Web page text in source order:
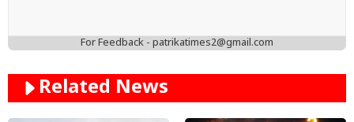
For Feedback - patrikatimes2@gmail.com
Related News